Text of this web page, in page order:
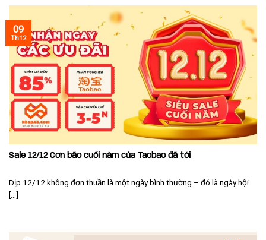
Sale 12/12 Cơn bão cuối năm của Taobao đã tới
Dịp 12/12 không đơn thuần là một ngày bình thường – đó là ngày hội
[...]
09
Th12